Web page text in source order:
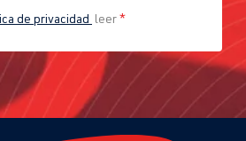
de privacidad leer*